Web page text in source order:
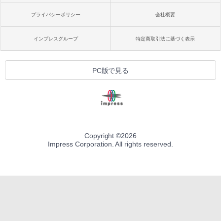
プライバシーポリシー 会社概要
インプレスグループ 特定商取引法に基づく表示
PC版で見る
Copyright ©2026
Impress Corporation. All rights reserved.